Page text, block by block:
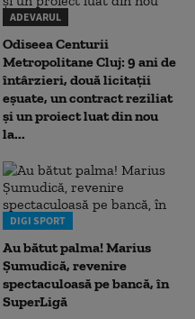
ADEVARUL
Odiseea Centurii
Metropolitane Cluj: 9 ani de
întârzieri, două licitații
eșuate, un contract reziliat
și un proiect luat din nou
la...
DIGI SPORT
Au bătut palma! Marius
Șumudică, revenire
spectaculoasă pe bancă, în
SuperLigă